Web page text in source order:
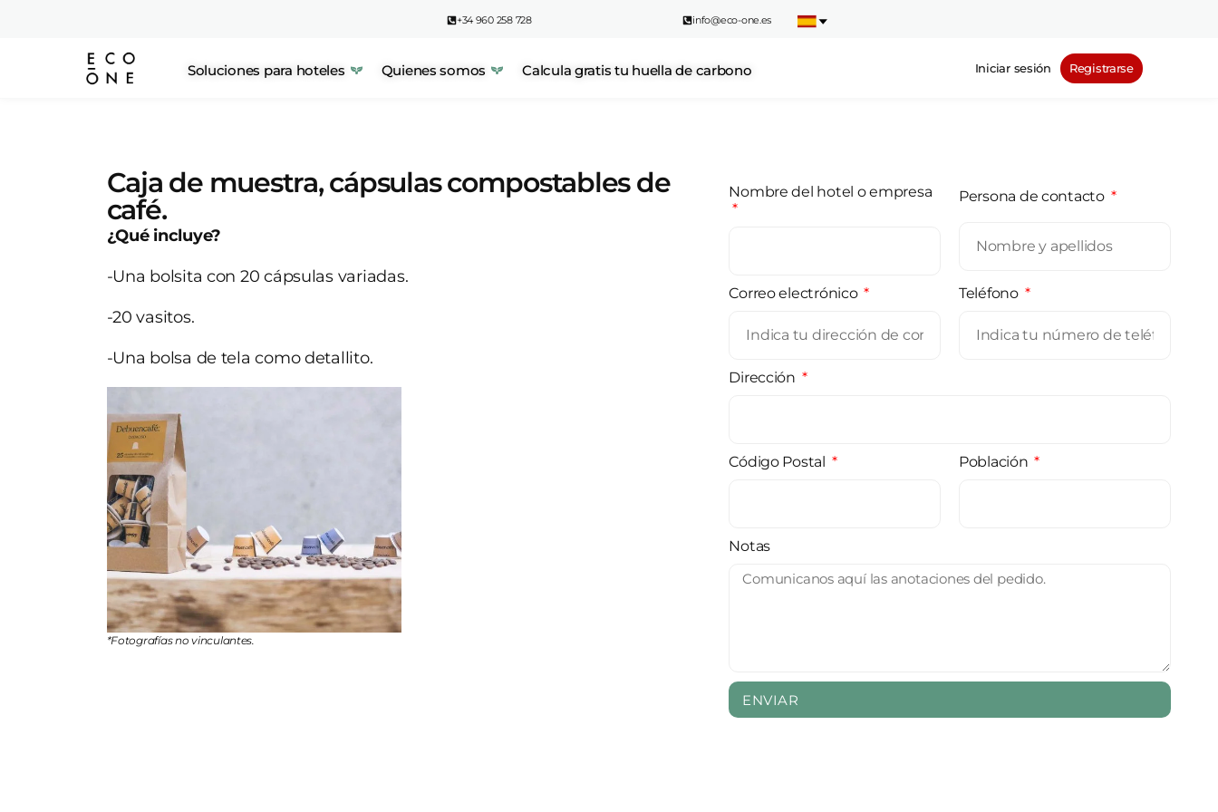
+34 960 258 728 info@eco-one.es
Soluciones para hoteles Quienes somos Calcula gratis tu huella de carbono Iniciar sesión Registrarse
Caja de muestra, cápsulas compostables de
café.
¿Qué incluye?
-Una bolsita con 20 cápsulas variadas.
-20 vasitos.
-Una bolsa de tela como detallito.
*Fotografías no vinculantes.
Nombre del hotel o empresa Persona de contacto
Correo electrónico Teléfono
Dirección
Código Postal Población
Notas
ENVIAR